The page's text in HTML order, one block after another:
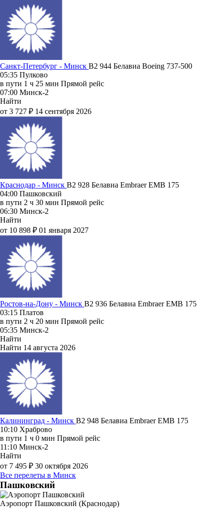
Санкт-Петербург - Минск B2 944 Белавиа Boeing 737-500
05:35 Пулково
в пути 1 ч 25 мин Прямой рейс
07:00 Минск-2
Найти
от 3 727 ₽ 14 сентября 2026
Краснодар - Минск B2 928 Белавиа Embraer EMB 175
04:00 Пашковский
в пути 2 ч 30 мин Прямой рейс
06:30 Минск-2
Найти
от 10 898 ₽ 01 января 2027
Ростов-на-Дону - Минск B2 936 Белавиа Embraer EMB 175
03:15 Платов
в пути 2 ч 20 мин Прямой рейс
05:35 Минск-2
Найти
Найти 14 августа 2026
Калининград - Минск B2 948 Белавиа Embraer EMB 175
10:10 Храброво
в пути 1 ч 0 мин Прямой рейс
11:10 Минск-2
Найти
от 7 495 ₽ 30 октября 2026
Все перелеты в Минск
Пашковский
Аэропорт Пашковский (Краснодар)